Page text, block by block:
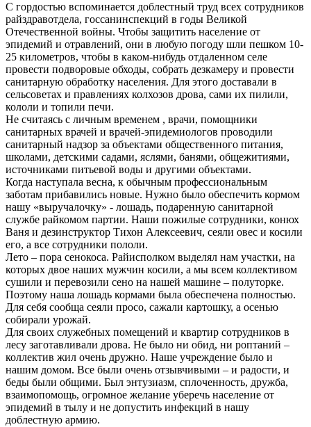
С гордостью вспоминается доблестный труд всех сотрудников
райздравотдела, госсанинспекций в годы Великой
Отечественной войны. Чтобы защитить население от
эпидемий и отравлений, они в любую погоду шли пешком 10-
25 километров, чтобы в каком-нибудь отдаленном селе
провести подворовые обходы, собрать дезкамеру и провести
санитарную обработку населения. Для этого доставали в
сельсоветах и правлениях колхозов дрова, сами их пилили,
кололи и топили печи.
Не считаясь с личным временем , врачи, помощники
санитарных врачей и врачей-эпидемиологов проводили
санитарный надзор за объектами общественного питания,
школами, детскими садами, яслями, банями, общежитиями,
источниками питьевой воды и другими объектами.
Когда наступала весна, к обычным профессиональным
заботам прибавились новые. Нужно было обеспечить кормом
нашу «выручалочку» - лошадь, подаренную санитарной
службе райкомом партии. Наши пожилые сотрудники, конюх
Ваня и дезинструктор Тихон Алексеевич, сеяли овес и косили
его, а все сотрудники пололи.
Лето – пора сенокоса. Райисполком выделял нам участки, на
которых двое наших мужчин косили, а мы всем коллективом
сушили и перевозили сено на нашей машине – полуторке.
Поэтому наша лошадь кормами была обеспечена полностью.
Для себя сообща сеяли просо, сажали картошку, а осенью
собирали урожай.
Для своих служебных помещений и квартир сотрудников в
лесу заготавливали дрова. Не было ни обид, ни роптаний –
коллектив жил очень дружно. Наше учреждение было и
нашим домом. Все были очень отзывчивыми – и радости, и
беды были общими. Был энтузиазм, сплоченность, дружба,
взаимопомощь, огромное желание уберечь население от
эпидемий в тылу и не допустить инфекций в нашу
доблестную армию.